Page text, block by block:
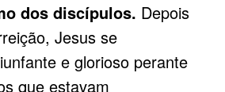
dos discípulos. Depois
Jesus se
e glorioso perante
que estavam